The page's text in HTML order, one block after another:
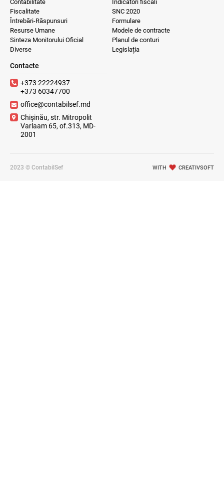
Contabilitate
Fiscalitate
Întrebări-Răspunsuri
Resurse Umane
Sinteza Monitorului Oficial
Diverse
Indicatori fiscali
SNC 2020
Formulare
Modele de contracte
Planul de conturi
Legislația
Contacte
+373 22224937
+373 60347700
office@contabilsef.md
Chișinău, str. Mitropolit
Varlaam 65, of.313, MD-
2001
2023 © ContabilSef WITH CREATIVSOFT